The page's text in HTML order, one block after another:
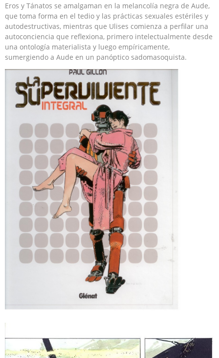
Eros y Tánatos se amalgaman en la melancolía negra de Aude,
que toma forma en el tedio y las prácticas sexuales estériles y
autodestructivas, mientras que Ulises comienza a perfilar una
autoconciencia que reflexiona, primero intelectualmente desde
una ontología materialista y luego empíricamente,
sumergiendo a Aude en un panóptico sadomasoquista.